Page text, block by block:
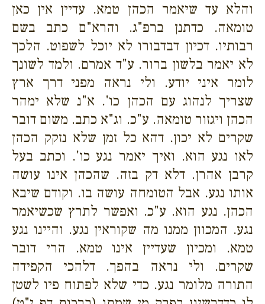
והלא עד שיאמר הכהן טמא. עדיין אין כאן
טומאה. כדתנן ברפ"ג. והרא"ם כתב בשם
רבותיו. דכיון דבדבורו לא יוכל לשפוט. הלכך
לא יאמר בלשון ברור. ע"ד אמרם. ולמד לשונך
לומר איני יודע. ולי נראה מפני דרך ארץ
שצריך לנהוג עם הכהן כו'. א"נ שלא ימהר
הכהן ויגזור טומאה. ע"כ. וג"א כתב. משום דובר
שקרים לא יכון. דהא כל זמן שלא נזקק הכהן
לאו נגע הוא. ואיך יאמר נגע כו'. וכתב בעל
קרבן אהרן. דלא דק בזה. שהכהן אינו עושה
אותו נגע. אבל הטומחה עושה בו. וקודם שיבא
הכהן. נגע הוא. ע"כ. ואפשר לתרץ שכשיאמר
נגע. המכוון ממנו מה שקוראין נגע. והיינו נגע
טמא. ומכיון שעדיין אינו טמא. הרי דובר
שקרים. ולי נראה בהפך. דלהכי הקפידה
התורה מלומר נגע. כדי שלא לפתוח פיו לשטן